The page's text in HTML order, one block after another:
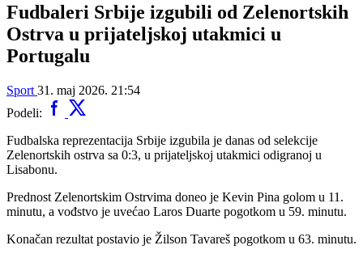
Fudbaleri Srbije izgubili od Zelenortskih
Ostrva u prijateljskoj utakmici u
Portugalu
Sport 31. maj 2026. 21:54
Podeli:
Fudbalska reprezentacija Srbije izgubila je danas od selekcije
Zelenortskih ostrva sa 0:3, u prijateljskoj utakmici odigranoj u
Lisabonu.
Prednost Zelenortskim Ostrvima doneo je Kevin Pina golom u 11.
minutu, a vođstvo je uvećao Laros Duarte pogotkom u 59. minutu.
Konačan rezultat postavio je Žilson Tavareš pogotkom u 63. minutu.